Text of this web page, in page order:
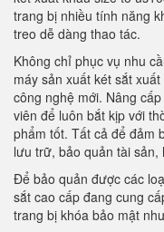
trang bị nhiều tính năng
treo dễ dàng thao tác.
Không chỉ phục vụ nhu
máy sản xuất két sắt
công nghệ mới. Nâng
viên để luôn bắt kịp với
phẩm tốt. Tất cả để đảm
lưu trữ, bảo quản tài sản,
Để bảo quản được các
sắt cao cấp đang cung
trang bị khóa bảo mật